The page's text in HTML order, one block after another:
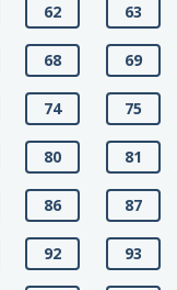
62 63
68 69
74 75
80 81
86 87
92 93